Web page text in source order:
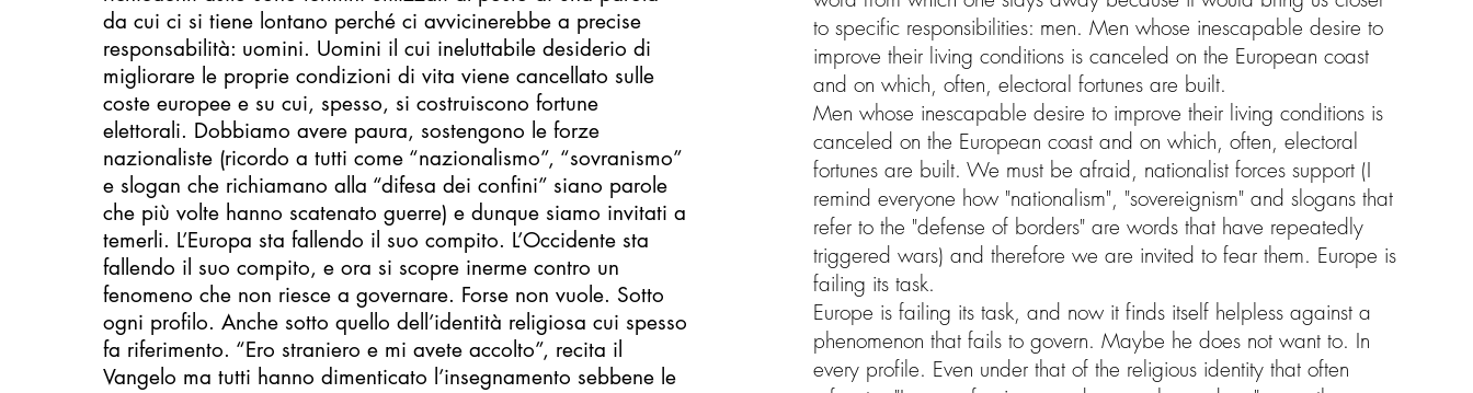
da cui ci si tiene lontano perché ci avvicinerebbe a precise
responsabilità: uomini. Uomini il cui ineluttabile desiderio di
migliorare le proprie condizioni di vita viene cancellato sulle
coste europee e su cui, spesso, si costruiscono fortune
elettorali. Dobbiamo avere paura, sostengono le forze
nazionaliste (ricordo a tutti come “nazionalismo”, “sovranismo”
e slogan che richiamano alla “difesa dei confini” siano parole
che più volte hanno scatenato guerre) e dunque siamo invitati a
temerli. L’Europa sta fallendo il suo compito. L’Occidente sta
fallendo il suo compito, e ora si scopre inerme contro un
fenomeno che non riesce a governare. Forse non vuole. Sotto
ogni profilo. Anche sotto quello dell’identità religiosa cui spesso
fa riferimento. “Ero straniero e mi avete accolto”, recita il
Vangelo ma tutti hanno dimenticato l’insegnamento sebbene le
to specific responsibilities: men. Men whose inescapable desire to
improve their living conditions is canceled on the European coast
and on which, often, electoral fortunes are built.
Men whose inescapable desire to improve their living conditions is
canceled on the European coast and on which, often, electoral
fortunes are built. We must be afraid, nationalist forces support (I
remind everyone how "nationalism", "sovereignism" and slogans that
refer to the "defense of borders" are words that have repeatedly
triggered wars) and therefore we are invited to fear them. Europe is
failing its task.
Europe is failing its task, and now it finds itself helpless against a
phenomenon that fails to govern. Maybe he does not want to. In
every profile. Even under that of the religious identity that often